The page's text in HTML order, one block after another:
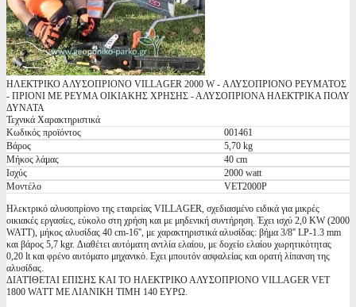
ΗΛΕΚΤΡΙΚΟ ΑΛΥΣΟΠΡΙΟΝΟ VILLAGER 2000 W - ΑΛΥΣΟΠΡΙΟΝΟ ΡΕΥΜΑΤΟΣ
- ΠΡΙΟΝΙ ΜΕ ΡΕΥΜΑ ΟΙΚΙΑΚΗΣ ΧΡΗΣΗΣ - ΑΛΥΣΟΠΡΙΟΝΑ ΗΛΕΚΤΡΙΚΑ ΠΟΛΥ
ΔΥΝΑΤΑ
Τεχνικά Χαρακτηριστικά
Κωδικός προϊόντος
001461
Βάρος
5,70 kg
Μήκος λάμας
40 cm
Ισχύς
2000 watt
Μοντέλο
VET2000P
Ηλεκτρικό αλυσοπρίονο της εταιρείας VILLAGER, σχεδιασμένο ειδικά για μικρές
οικιακές εργασίες, εύκολο στη χρήση και με μηδενική συντήρηση. Έχει ισχύ 2,0 KW (2000
WATT), μήκος αλυσίδας 40 cm-16'', με χαρακτηριστικά αλυσίδας: βήμα 3/8'' LP-1.3 mm
και βάρος 5,7 kgr. Διαθέτει αυτόματη αντλία ελαίου, με δοχείο ελαίου χωρητικότητας
0,20 lt και φρένο αυτόματο μηχανικό. Εχει μπουτόν ασφαλείας και ορατή λίπανση της
αλυσίδας.
ΔΙΑΤΊΘΕΤΑΙ ΕΠΙΣΗΣ ΚΑΙ ΤΟ ΗΛΕΚΤΡΙΚΟ ΑΛΥΣΟΠΡΙΟΝΟ VILLAGER VET
1800 WATT ΜΕ ΛΙΑΝΙΚΗ ΤΙΜΗ 140 ΕΥΡΩ.